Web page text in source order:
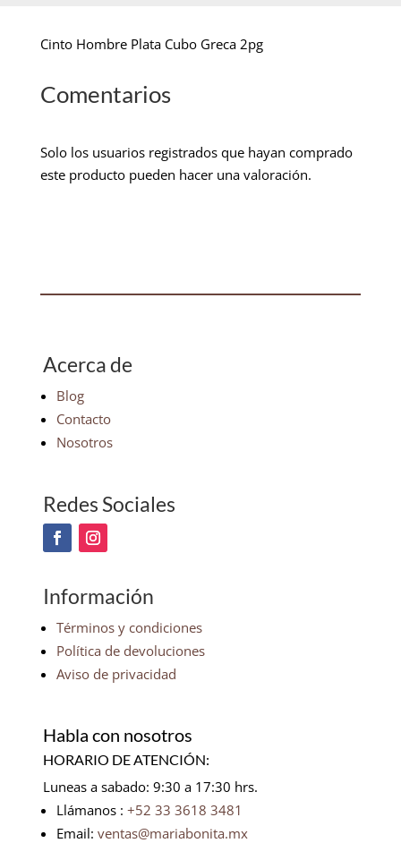
Cinto Hombre Plata Cubo Greca 2pg
Comentarios
Solo los usuarios registrados que hayan comprado
este producto pueden hacer una valoración.
Acerca de
Blog
Contacto
Nosotros
Redes Sociales
Información
Términos y condiciones
Política de devoluciones
Aviso de privacidad
Habla con nosotros
HORARIO DE ATENCIÓN:
Luneas a sabado: 9:30 a 17:30 hrs.
Llámanos : +52 33 3618 3481
Email: ventas@mariabonita.mx